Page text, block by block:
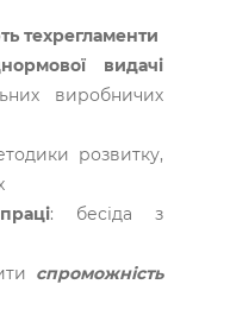
техрегламенти
видачі
виробничих
розвитку,
: бесіда з
спроможність